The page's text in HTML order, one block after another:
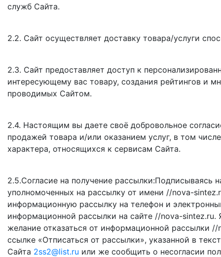
служб Сайта.
2.2. Сайт осуществляет доставку товара/услуги
2.3. Сайт предоставляет доступ к
интересующему вас товару, создания рейтингов и
проводимых Сайтом.
2.4. Настоящим вы даете своё добровольное
продажей товара и/или оказанием услуг, в том
характера, относящихся к сервисам Сайта.
2.5.Согласие на получение рассылки:Подписываясь
уполномоченных на рассылку от имени //nova-
информационную рассылку на телефон и
информационной рассылки на сайте //nova-
желание отказаться от информационной рассылки
ссылке «Отписаться от рассылки», указанной в
Сайта 2ss2@list.ru или же сообщить о несогласии